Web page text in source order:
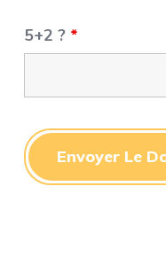
5+2 ? *